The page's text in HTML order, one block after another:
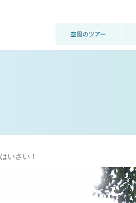
空風のツアー
はいさい！